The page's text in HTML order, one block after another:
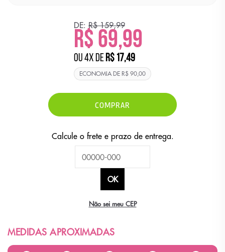
DE: R$ 159,99
R$ 69,99
ou4xdeR$ 17,49
ECONOMIA DE R$ 90,00
COMPRAR
Não sei meu CEP